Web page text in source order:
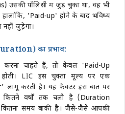
उसकी पॉलिसी में जुड़ चुका था, वह भी
हालांकि, 'Paid-up' होने के बाद भविष्य
नहीं जुड़ेगा।
का प्रभाव:
करना चाहते हैं, तो केवल 'Paid-Up
LIC इस चुक्ता मूल्य पर एक
लागू करती है। यह फैक्टर इस बात पर
कितने वर्षों तक चली है (Duration
कितना समय बाकी है। जैसे-जैसे आपकी